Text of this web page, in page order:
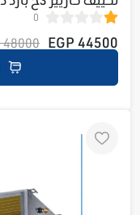
708F
0
44500 EGP
48000 EGP